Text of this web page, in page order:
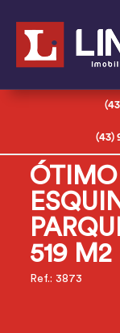
(43)
ÓTIMO
519 M2
Ref.: 3873